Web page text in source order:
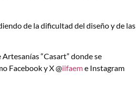
de la dificultad del diseño y de las
“Casart” donde se
Facebook y X @iifaeme Instagram